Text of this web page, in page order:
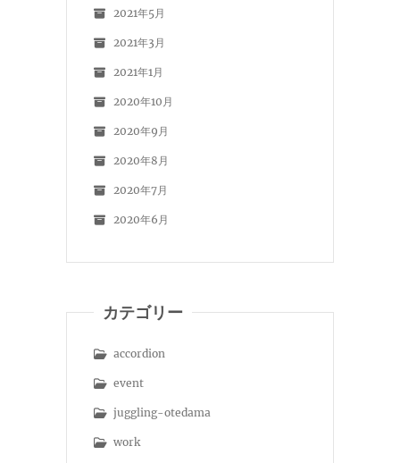
2021年5月
2021年3月
2021年1月
2020年10月
2020年9月
2020年8月
2020年7月
2020年6月
カテゴリー
accordion
event
juggling-otedama
work